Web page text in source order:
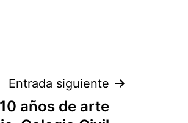
Entrada siguiente
años de arte